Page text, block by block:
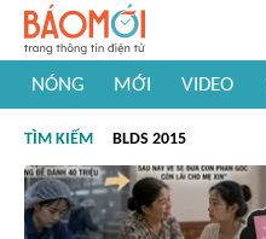
NÓNG MỚI VIDEO
#Khám phá thế giới
TÌM KIẾM BLDS 2015